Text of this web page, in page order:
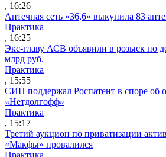
, 16:26
Аптечная сеть «36,6» выкупила 83
Практика
, 16:25
Экс-главу АСВ объявили в розыск по
млрд руб.
Практика
, 15:55
СИП поддержал Роспатент в споре об
«Нетдолгофф»
Практика
, 15:17
Третий аукцион по приватизации
«Макфы» провалился
Практика